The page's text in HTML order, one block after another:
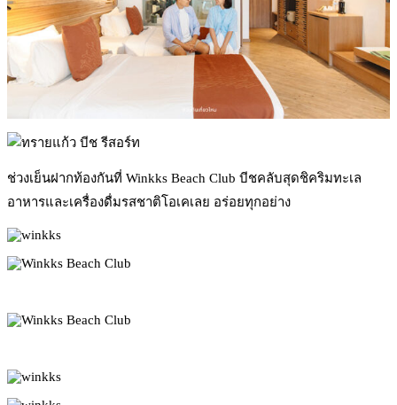
ช่วงเย็นฝากท้องกันที่ Winkks Beach Club บีชคลับสุดชิคริมทะเล
อาหารและเครื่องดื่มรสชาติโอเคเลย อร่อยทุกอย่าง